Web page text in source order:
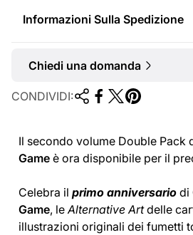
Informazioni Sulla Spedizione
Chiedi una domanda
CONDIVIDI:
Il secondo volume Double Pack
Game è ora disponibile per il
Celebra il primo anniversario di
Game, le Alternative Artdelle
illustrazioni originali dei fumetti